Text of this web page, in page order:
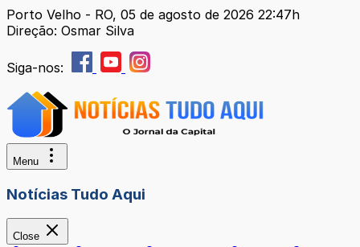
Porto Velho - RO, 05 de agosto de 2026 22:47h
Direção: Osmar Silva
Siga-nos:
Menu
Notícias Tudo Aqui
Close